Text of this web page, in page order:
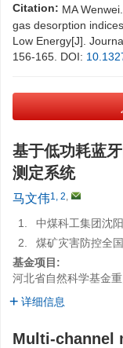
Citation: MA
gas desorption
Low Energy[J].
156-165. DOI:
基于低功耗蓝
测定系统
马文伟1, 2,
1.
中煤科工集团沈
2.
煤矿灾害防控全
基金项目:
河北省自然科学基金重
详细信息
Multi-channel